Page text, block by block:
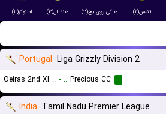
تنیس(۱۱) هاکی روی یخ(۲) هندبال(۳) اسنوکر(۲)
Portugal Liga Grizzly Division 2
Oeiras 2nd XI .. - .. Precious CC ...
India Tamil Nadu Premier League